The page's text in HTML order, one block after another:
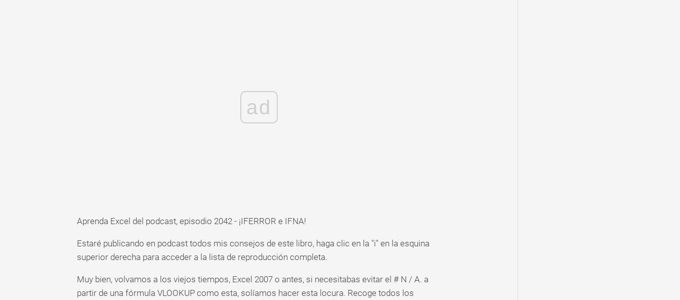
ad
Aprenda Excel del podcast, episodio 2042 - ¡IFERROR e IFNA!
Estaré publicando en podcast todos mis consejos de este libro, haga clic en la "i" en la esquina
superior derecha para acceder a la lista de reproducción completa.
Muy bien, volvamos a los viejos tiempos, Excel 2007 o antes, si necesitabas evitar el # N / A. a
partir de una fórmula VLOOKUP como esta, solíamos hacer esta locura. Recoge todos los